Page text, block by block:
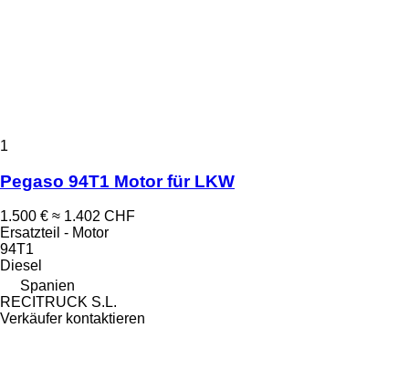
1
Pegaso 94T1 Motor für LKW
1.500 € ≈ 1.402 CHF
Ersatzteil - Motor
94T1
Diesel
Spanien
RECITRUCK S.L.
Verkäufer kontaktieren